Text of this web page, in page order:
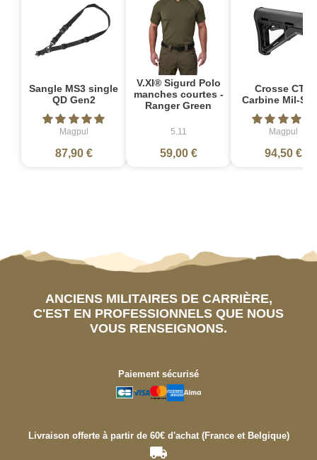
Sangle MS3 single
QD Gen2
Magpul
87,90 €
V.XI® Sigurd Polo
manches courtes -
Ranger Green
5.11
59,00 €
Crosse CTR
Carbine Mil-
Magpul
94,50 €
ANCIENS MILITAIRES DE CARRIÈRE,
C'EST EN PROFESSIONNELS QUE NOUS
VOUS RENSEIGNONS.
Paiement sécurisé
Livraison offerte à partir de 60€ d'achat (France et Belgique)